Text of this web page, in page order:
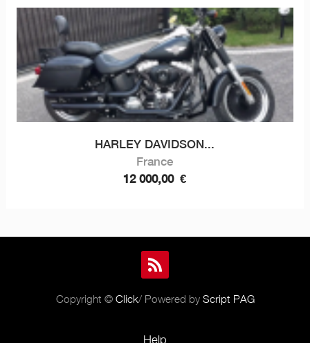
HARLEY DAVIDSON...
France
12 000,00 €
Copyright © Click/ Powered by Script PAG
Help